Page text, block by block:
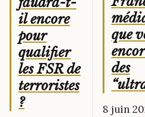
il encore
pour
qualifier
les FSR de
terroristes
?
que
des
8 juin